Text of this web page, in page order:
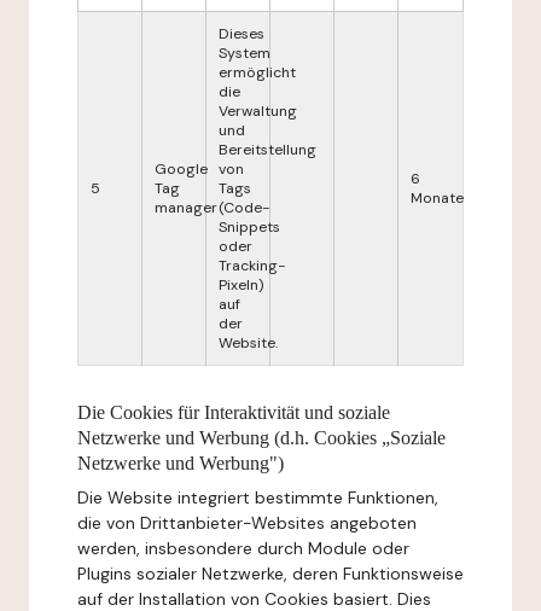
5
Google
Tag
manager
Dieses
System
ermöglicht
die
Verwaltung
und
Bereitstellung
von
Tags
(Code-
Snippets
oder
Tracking-
Pixeln)
auf
der
Website.
6
Monate
Die Cookies für Interaktivität und soziale
Netzwerke und Werbung (d.h. Cookies „Soziale
Netzwerke und Werbung")
Die Website integriert bestimmte Funktionen,
die von Drittanbieter-Websites angeboten
werden, insbesondere durch Module oder
Plugins sozialer Netzwerke, deren Funktionsweise
auf der Installation von Cookies basiert. Dies